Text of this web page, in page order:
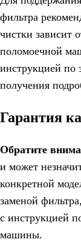
фильтра
чистки зависит
поломоечной
инструкцией по
получения
Гарантия
Обратите
и может
конкретной
заменой
с инструкцией
машины.